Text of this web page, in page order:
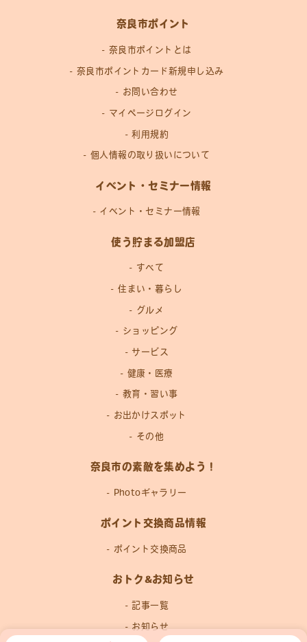
奈良市ポイント
奈良市ポイントとは
奈良市ポイントカード新規申し込み
お問い合わせ
マイページログイン
利用規約
個人情報の取り扱いについて
イベント・セミナー情報
イベント・セミナー情報
使う貯まる加盟店
すべて
住まい・暮らし
グルメ
ショッピング
サービス
健康・医療
教育・習い事
お出かけスポット
その他
奈良市の素敵を集めよう！
Photoギャラリー
ポイント交換商品情報
ポイント交換商品
おトク&お知らせ
記事一覧
お知らせ